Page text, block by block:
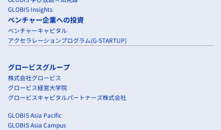
GLOBIS Insights
ベンチャー企業への投資
ベンチャーキャピタル
アクセラレーションプログラム(G-STARTUP)
グロービスグループ
株式会社グロービス
グロービス経営大学院
グロービスキャピタルパートナーズ株式会社
GLOBIS Asia Pacific
GLOBIS Asia Campus